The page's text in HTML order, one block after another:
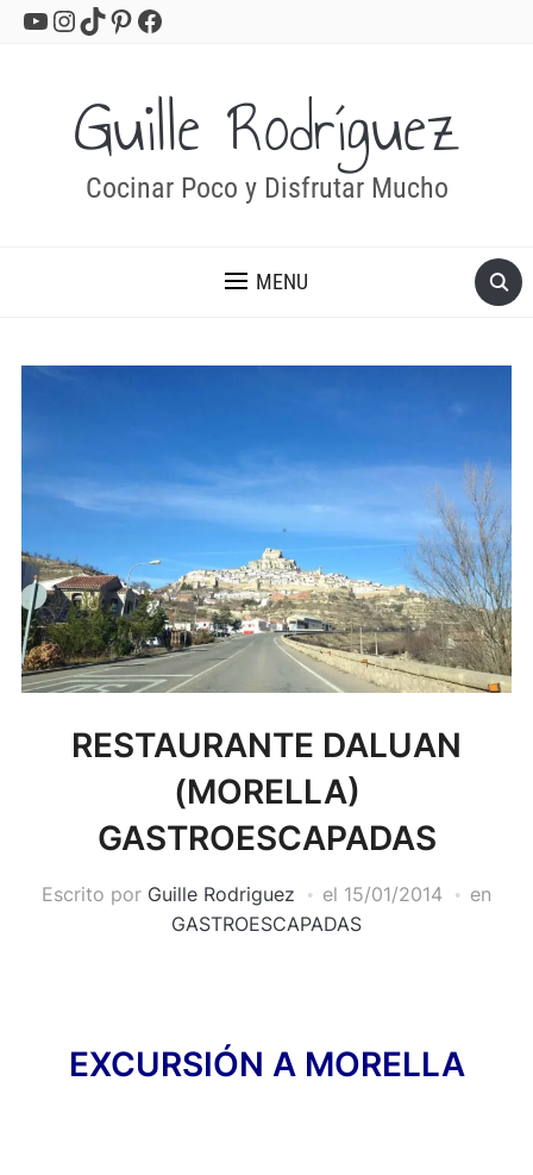
YouTube
Instagram
TikTok
Pinterest
Facebook
Guille Rodríguez
Cocinar Poco y Disfrutar Mucho
MENU
RESTAURANTE DALUAN
(MORELLA)
GASTROESCAPADAS
Escrito por Guille Rodriguez el 15/01/2014
en
GASTROESCAPADAS
EXCURSIÓN A MORELLA